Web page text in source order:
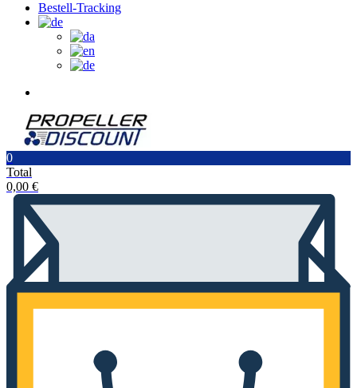
Bestell-Tracking
0
Total
0,00 €